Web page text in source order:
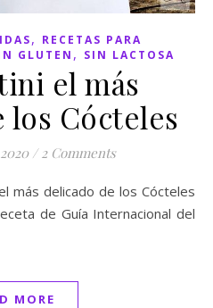
, RECETAS PARA
GLUTEN , SIN LACTOSA
el más
los Cócteles
/ 2 Comments
de Guía Internacional del
MORE